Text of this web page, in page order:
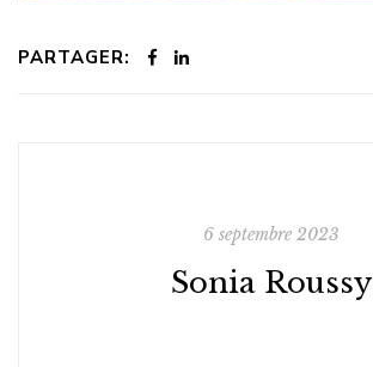
PARTAGER:
6 septembre 2023
Sonia Roussy